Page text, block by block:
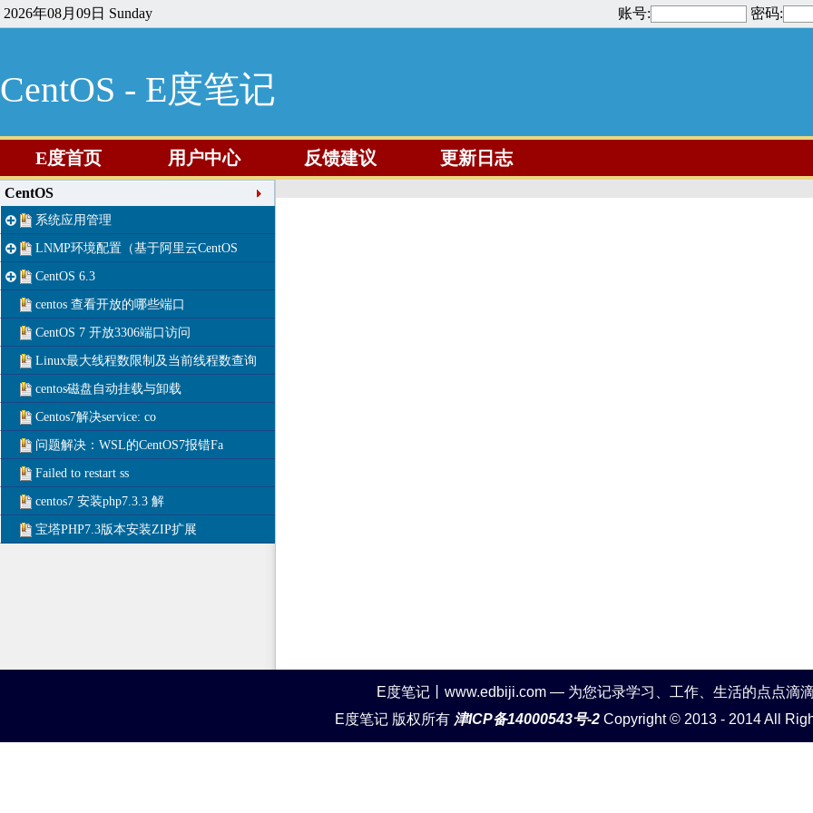
2026年08月09日 Sunday 账号: 密码:
CentOS - E度笔记
E度首页 用户中心 反馈建议 更新日志
CentOS
系统应用管理
LNMP环境配置（基于阿里云CentOS
CentOS 6.3
centos 查看开放的哪些端口
CentOS 7 开放3306端口访问
Linux最大线程数限制及当前线程数查询
centos磁盘自动挂载与卸载
Centos7解决service: co
问题解决：WSL的CentOS7报错Fa
Failed to restart ss
centos7 安装php7.3.3 解
宝塔PHP7.3版本安装ZIP扩展
E度笔记丨www.edbiji.com — 为您记录学习、工作、生活的点点
E度笔记 版权所有 津ICP备14000543号-2Copyright © 2013 - 2014 All